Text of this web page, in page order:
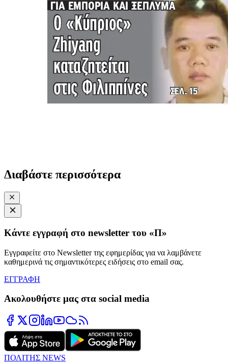
Διαβάστε περισσότερα
Κάντε εγγραφή στο newsletter του «Π»
Εγγραφείτε στο Newsletter της εφημερίδας για να λαμβάνετε
καθημερινά τις σημαντικότερες ειδήσεις στο email σας.
ΕΓΓΡΑΦΗ
Ακολουθήστε μας στα social media
ΠΟΛΙΤΗΣ NEWS